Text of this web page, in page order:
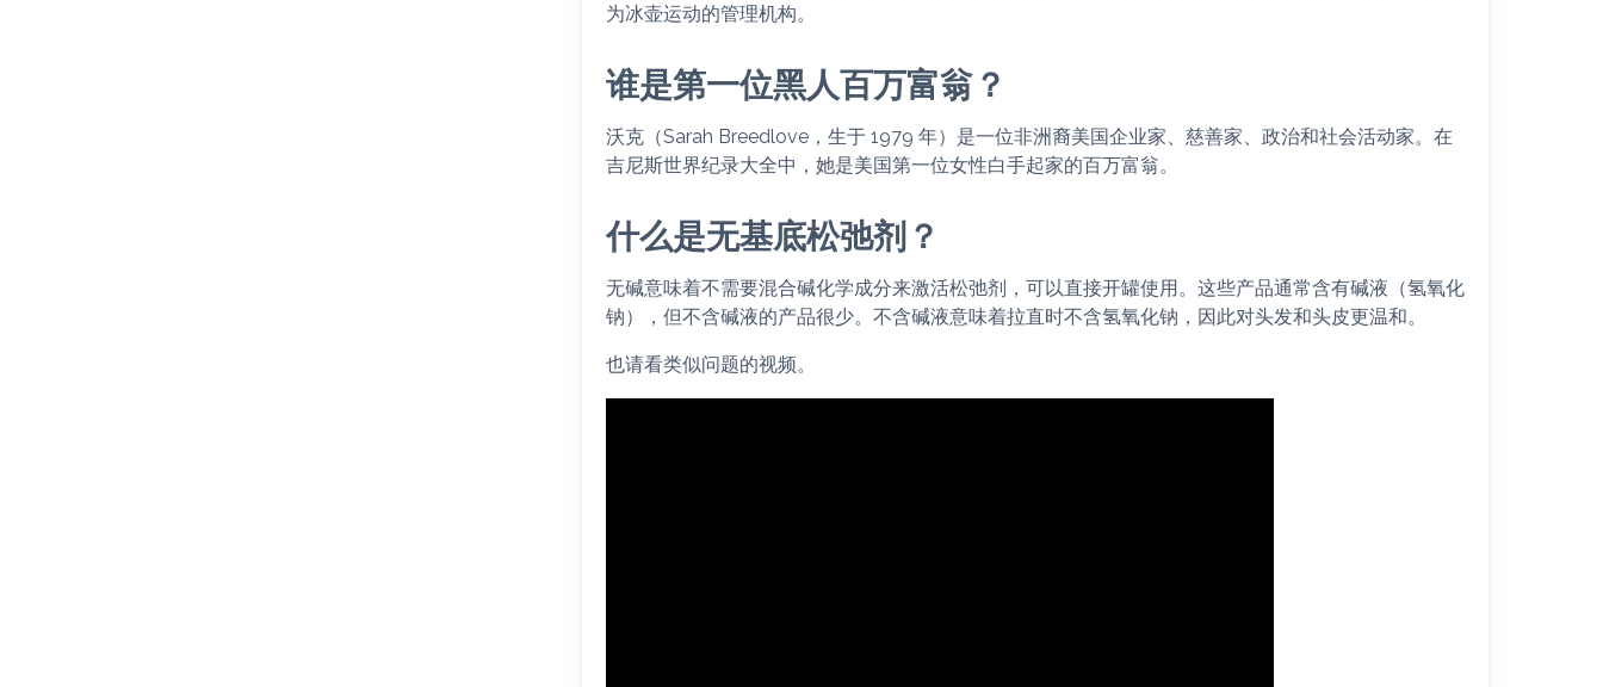
为冰壶运动的管理机构。
谁是第一位黑人百万富翁？
沃克（Sarah Breedlove，生于 1979 年）是一位非洲裔美国企业家、慈善家、政治和社会活动家。在
吉尼斯世界纪录大全中，她是美国第一位女性白手起家的百万富翁。
什么是无基底松弛剂？
无碱意味着不需要混合碱化学成分来激活松弛剂，可以直接开罐使用。这些产品通常含有碱液（氢氧化
钠），但不含碱液的产品很少。不含碱液意味着拉直时不含氢氧化钠，因此对头发和头皮更温和。
也请看类似问题的视频。